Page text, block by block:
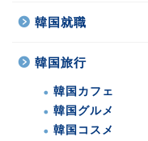
韓国就職
韓国旅行
韓国カフェ
韓国グルメ
韓国コスメ